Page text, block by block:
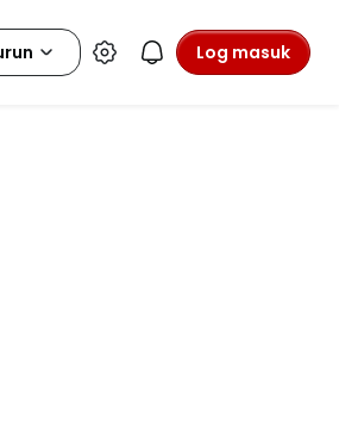
Log masuk